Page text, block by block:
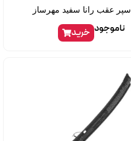
سپر عقب رانا سفید مهرساز
ناموجود خرید